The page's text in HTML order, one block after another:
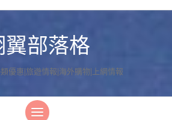
翼部落格
優惠|旅遊情報|海外購物|上網情報